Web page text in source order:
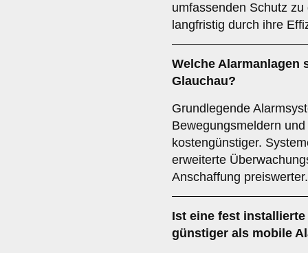
umfassenden Schutz
langfristig durch ihre
Welche Alarmanlagen
Glauchau?
Grundlegende
Bewegungsmeldern
kostengünstiger.
erweiterte
Anschaffung preiswerter.
Ist eine fest
günstiger als mobile